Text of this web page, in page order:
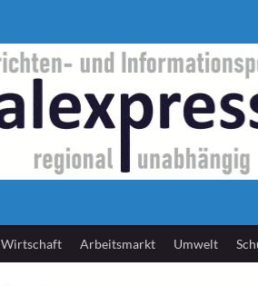
Wirtschaft Arbeitsmarkt Umwelt